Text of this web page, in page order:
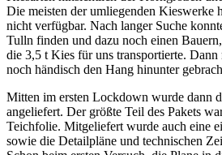
Die meisten der umliegenden Kieswerke
nicht verfügbar. Nach langer Suche
Tulln finden und dazu noch einen
die 3,5 t Kies für uns transportierte. Dann
noch händisch den Hang hinunter
Mitten im ersten Lockdown wurde dann
angeliefert. Der größte Teil des Pakets
Teichfolie. Mitgeliefert wurde auch eine
sowie die Detailpläne und technischen